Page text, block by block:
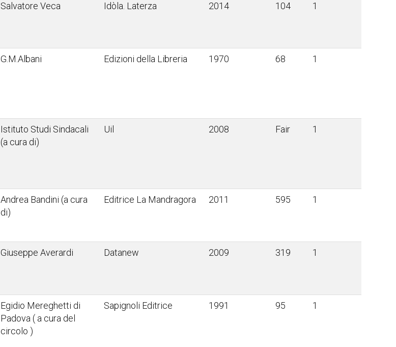
Salvatore Veca Idòla. Laterza 2014 104 1
G.M.Albani Edizioni della Libreria 1970 68 1
Istituto Studi Sindacali
(a cura di)
Uil 2008 Fair 1
Andrea Bandini (a cura
di)
Editrice La Mandragora 2011 595 1
Giuseppe Averardi Datanew 2009 319 1
Egidio Mereghetti di
Padova ( a cura del
circolo )
Sapignoli Editrice 1991 95 1